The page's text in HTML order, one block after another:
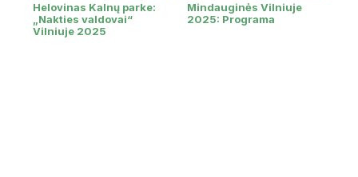
Helovinas Kalnų parke:
„Nakties valdovai“
Vilniuje 2025
Mindauginės Vilniuje
2025: Programa